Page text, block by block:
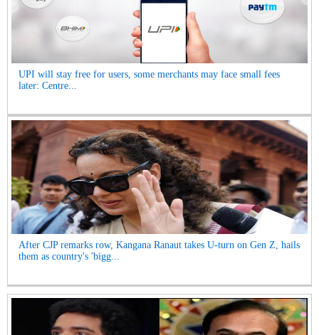
UPI will stay free for users, some merchants may face small fees
later: Centre...
After CJP remarks row, Kangana Ranaut takes U-turn on Gen Z, hails
them as country's 'bigg...